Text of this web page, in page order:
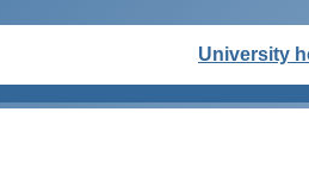
University